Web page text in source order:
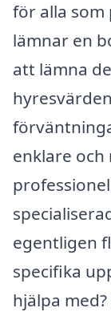
för alla
lämnar en
att lämna
enklare
egentligen
specifika
hjälpa